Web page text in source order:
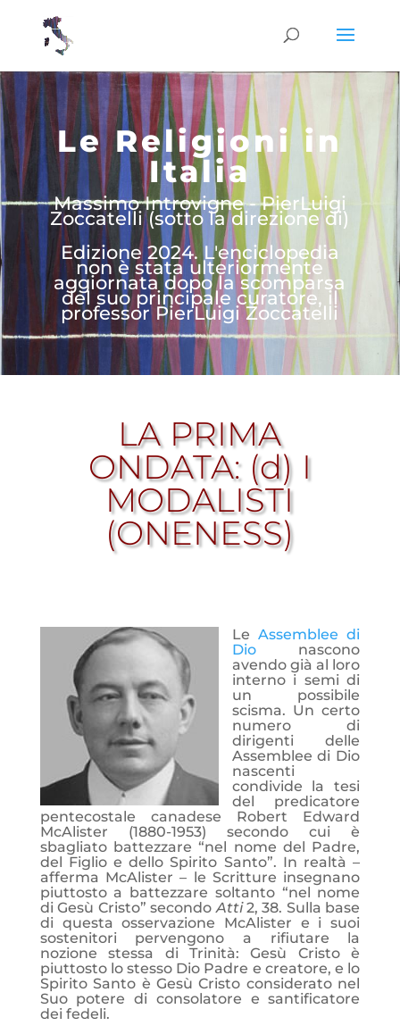
Le Religioni in
Italia
Massimo Introvigne - PierLuigi
Zoccatelli (sotto la direzione di)
Edizione 2024. L'enciclopedia
non è stata ulteriormente
aggiornata dopo la scomparsa
del suo principale curatore, il
professor PierLuigi Zoccatelli
LA PRIMA
ONDATA: (d) I
MODALISTI
(ONENESS)
Le Assemblee di
Dio nascono
avendo già al loro
interno i semi di
un possibile
scisma. Un certo
numero di
dirigenti delle
Assemblee di Dio
nascenti
condivide la tesi
del predicatore
pentecostale canadese Robert Edward
McAlister (1880-1953) secondo cui è
sbagliato battezzare “nel nome del Padre,
del Figlio e dello Spirito Santo”. In realtà –
afferma McAlister – le Scritture insegnano
piuttosto a battezzare soltanto “nel nome
di Gesù Cristo” secondoAtti2, 38. Sulla base
di questa osservazione McAlister e i suoi
sostenitori pervengono a rifiutare la
nozione stessa di Trinità: Gesù Cristo è
piuttosto lo stesso Dio Padre e creatore, e lo
Spirito Santo è Gesù Cristo considerato nel
Suo potere di consolatore e santificatore
dei fedeli.